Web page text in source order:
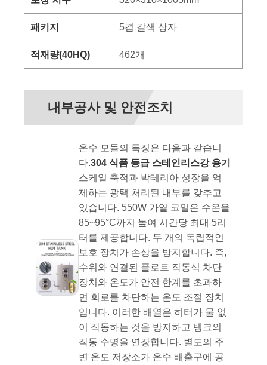
패키지 5겹 갈색 상자
적재량(40HQ) 462개
내부공사 및 안전조치
온수 모듈의 특징은 다음과 같습니
다.304 식품 등급 스테인리스강 용기
스케일 축적과 박테리아 성장을 억
제하는 광택 처리된 내부를 갖추고
있습니다. 550W 가열 코일은 수온을
85~95°C까지 높여 시간당 최대 5리
터를 제공합니다. 두 개의 독립적인
보호 장치가 손상을 방지합니다. 즉,
수위와 연결된 플로트 작동식 차단
장치와 온도가 안전 한계를 초과하
면 회로를 차단하는 온도 조절 장치
입니다. 이러한 배열은 히터가 물 없
이 작동하는 것을 방지하고 탱크의
작동 수명을 연장합니다. 별도의 주
변 온도 저장소가 온수 배출구에 공